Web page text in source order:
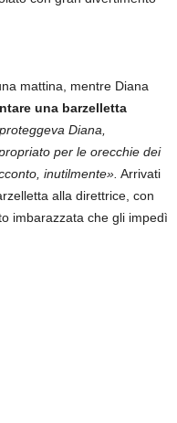
mattina, mentre Diana
una barzelletta
Diana,
per le orecchie dei
inutilmente». Arrivati
alla direttrice, con
imbarazzata che gli impedì